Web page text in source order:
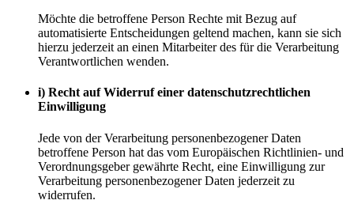
Möchte die betroffene Person Rechte mit Bezug auf
automatisierte Entscheidungen geltend machen, kann sie sich
hierzu jederzeit an einen Mitarbeiter des für die Verarbeitung
Verantwortlichen wenden.
i) Recht auf Widerruf einer datenschutzrechtlichen
Einwilligung
Jede von der Verarbeitung personenbezogener Daten
betroffene Person hat das vom Europäischen Richtlinien- und
Verordnungsgeber gewährte Recht, eine Einwilligung zur
Verarbeitung personenbezogener Daten jederzeit zu
widerrufen.